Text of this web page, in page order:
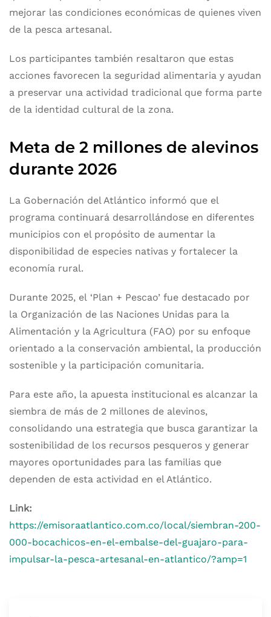
mejorar las condiciones económicas de quienes viven
de la pesca artesanal.
Los participantes también resaltaron que estas
acciones favorecen la seguridad alimentaria y ayudan
a preservar una actividad tradicional que forma parte
de la identidad cultural de la zona.
Meta de 2 millones de alevinos
durante 2026
La Gobernación del Atlántico informó que el
programa continuará desarrollándose en diferentes
municipios con el propósito de aumentar la
disponibilidad de especies nativas y fortalecer la
economía rural.
Durante 2025, el ‘Plan + Pescao’ fue destacado por
la Organización de las Naciones Unidas para la
Alimentación y la Agricultura (FAO) por su enfoque
orientado a la conservación ambiental, la producción
sostenible y la participación comunitaria.
Para este año, la apuesta institucional es alcanzar la
siembra de más de 2 millones de alevinos,
consolidando una estrategia que busca garantizar la
sostenibilidad de los recursos pesqueros y generar
mayores oportunidades para las familias que
dependen de esta actividad en el Atlántico.
Link:
https://emisoraatlantico.com.co/local/siembran-200-
000-bocachicos-en-el-embalse-del-guajaro-para-
impulsar-la-pesca-artesanal-en-atlantico/?amp=1